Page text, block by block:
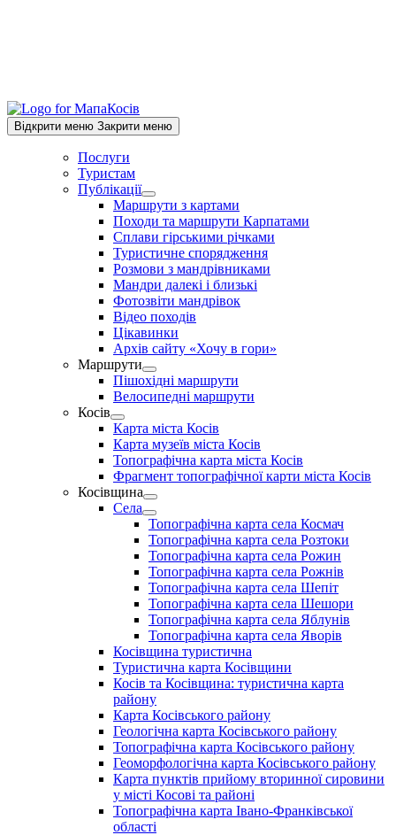
Відкрити меню Закрити меню
Послуги
Туристам
Публікації
Show
sub
menu
Маршрути з картами
Походи та маршрути Карпатами
Сплави гірськими річками
Туристичне спорядження
Розмови з мандрівниками
Мандри далекі і близькі
Фотозвіти мандрівок
Відео походів
Цікавинки
Архів сайту «Хочу в гори»
Маршрути
Show
sub
menu
Пішохідні маршрути
Велосипедні маршрути
Косів
Show
sub
menu
Карта міста Косів
Карта музеїв міста Косів
Топографічна карта міста Косів
Фрагмент топографічної карти міста Косів
Косівщина
Show
sub
menu
Села
Show
sub
menu
Топографічна карта села Космач
Топографічна карта села Розтоки
Топографічна карта села Рожин
Топографічна карта села Рожнів
Топографічна карта села Шепіт
Топографічна карта села Шешори
Топографічна карта села Яблунів
Топографічна карта села Яворів
Косівщина туристична
Туристична карта Косівщини
Косів та Косівщина: туристична карта
району
Карта Косівського району
Геологічна карта Косівського району
Топографічна карта Косівського району
Геоморфологічна карта Косівського району
Карта пунктів прийому вторинної сировини
у місті Косові та районі
Топографічна карта Івано-Франківської
області